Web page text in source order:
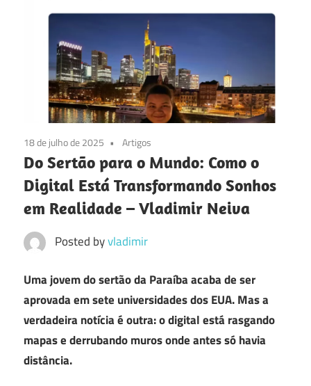
18 de julho de 2025 Artigos
Do Sertão para o Mundo: Como o
Digital Está Transformando Sonhos
em Realidade – Vladimir Neiva
Posted byvladimir
Uma jovem do sertão da Paraíba acaba de ser
aprovada em sete universidades dos EUA. Mas a
verdadeira notícia é outra: o digital está rasgando
mapas e derrubando muros onde antes só havia
distância.